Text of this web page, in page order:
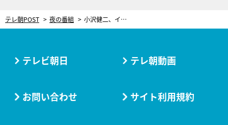
テレ朝POST 夜の番組 小沢健二、イエモン、BARBEE BOYSらの出演決定！『Mステ ウルトラ SUPER LIVE 2019』出演アーティスト最終発表
テレビ朝日 テレ朝動画
お問い合わせ サイト利用規約